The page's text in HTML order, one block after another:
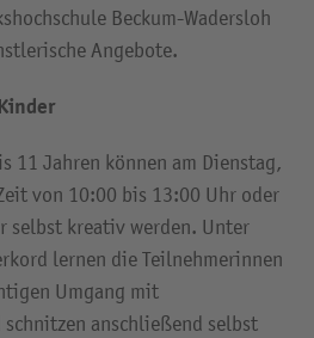
Beckum-Wadersloh
Angebote.
11 Jahren können am Dienstag,
von 10:00 bis 13:00 Uhr oder
selbst kreativ werden. Unter
lernen die Teilnehmerinnen
Umgang mit
anschließend selbst